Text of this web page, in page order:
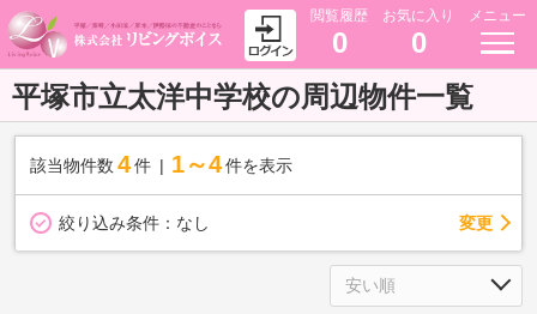
閲覧履歴
0
お気に入り
0
メニュー
平塚市立太洋中学校の周辺物件一覧
該当物件数 4件 1～4 件を表示
絞り込み条件： なし 変更